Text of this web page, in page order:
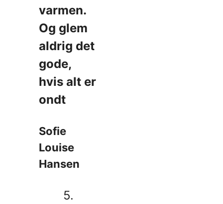
varmen.
Og glem
aldrig det
gode,
hvis alt er
ondt
Sofie
Louise
Hansen
5.